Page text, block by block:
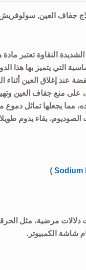
النقاوة تعتبر
التي يتميز بها هذا
عند إغلاق العين
منع جفاف العين
مما يجعلها تماثل دموع
بقاء يدوم
Sodium
مرضية، مثل
شاشة الكمبيوتر.